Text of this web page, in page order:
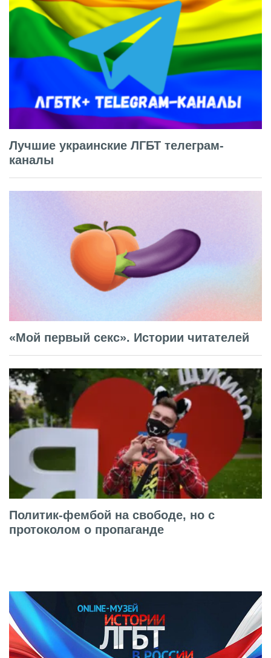
Лучшие украинские ЛГБТ телеграм-
каналы
«Мой первый секс». Истории читателей
Политик-фембой на свободе, но с
протоколом о пропаганде